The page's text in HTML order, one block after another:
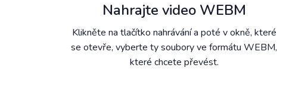
Nahrajte video WEBM
Klikněte na tlačítko nahrávání a poté v okně, které
se otevře, vyberte ty soubory ve formátu WEBM,
které chcete převést.